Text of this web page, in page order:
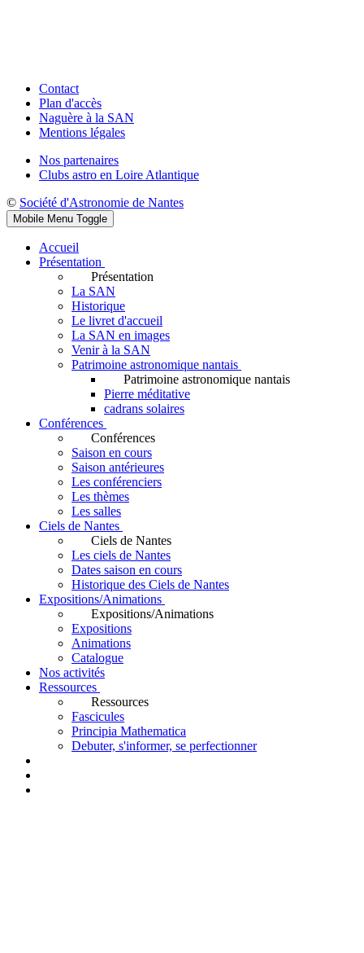
Contact
Plan d'accès
Naguère à la SAN
Mentions légales
Nos partenaires
Clubs astro en Loire Atlantique
© Société d'Astronomie de Nantes
Mobile Menu Toggle
Accueil
Présentation
Présentation
La SAN
Historique
Le livret d'accueil
La SAN en images
Venir à la SAN
Patrimoine astronomique nantais
Patrimoine astronomique nantais
Pierre méditative
cadrans solaires
Conférences
Conférences
Saison en cours
Saison antérieures
Les conférenciers
Les thèmes
Les salles
Ciels de Nantes
Ciels de Nantes
Les ciels de Nantes
Dates saison en cours
Historique des Ciels de Nantes
Expositions/Animations
Expositions/Animations
Expositions
Animations
Catalogue
Nos activités
Ressources
Ressources
Fascicules
Principia Mathematica
Debuter, s'informer, se perfectionner